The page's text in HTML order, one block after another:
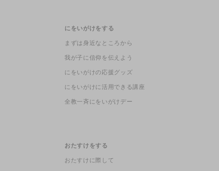
にをいがけをする
まずは身近なところから
我が子に信仰を伝えよう
にをいがけの応援グッズ
にをいがけに活用できる講座
全教一斉にをいがけデー
おたすけをする
おたすけに際して